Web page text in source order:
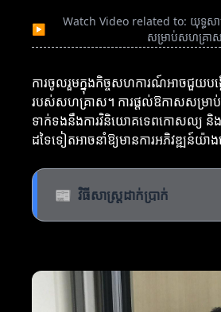
▶
Watch Video related to: យុទ្ធសា
សម្រាប់សហគ្រាស
ការចូលរួមក្នុងកិច្ចសហការណ៍អាចជួយបង្ក
របស់សហគ្រាស។ ការផ្តល់ឱកាសសម្រាប់
ទាក់ទងនឹងការវិនិយោគទេពកោសល្យ និ
ដទៃទៀតអាចនាំឱ្យមានការអភិវឌ្ឍន៍យ៉
📰 វិធីសាស្ត្រដាក់ប្រាក់